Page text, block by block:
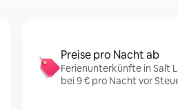
Preise pro Nacht ab
Ferienunterkünfte in Salt
bei 9 € pro Nacht vor